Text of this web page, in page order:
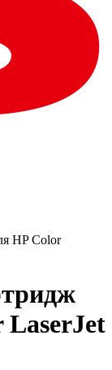
HP Color
LaserJet